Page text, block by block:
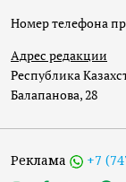
Номер телефона
Адрес редакции
Республика
Балапанова, 28
Реклама +7